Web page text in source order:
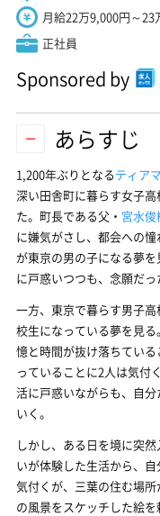
月給22万9,000円～23
正社員
Sponsored by
あらすじ
1,200年ぶりとなるティア
深い田舎町に暮らす女子高
た。町長である父・ 宮水俊
に嫌気がさし、都会への
が東京の男の子になる夢
に戸惑いつつも、念願だっ
一方、東京で暮らす男子高
校生になっている夢を見
憶と時間が抜け落ちてい
っていることに2人は気付
活に戸惑いながらも、自
いく。
しかし、ある日を境に突
いが体験した生活から、
気付くが、三葉の住む場
の風景をスケッチした絵